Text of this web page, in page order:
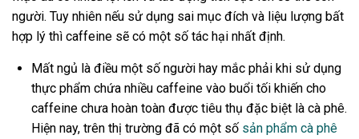
người. Tuy nhiên nếu sử dụng sai mục đích và liệu lượng bất
hợp lý thì caffeine sẽ có một số tác hại nhất định.
Mất ngủ là điều một số người hay mắc phải khi sử dụng
thực phẩm chứa nhiều caffeine vào buổi tối khiến cho
caffeine chưa hoàn toàn được tiêu thụ đặc biệt là cà phê.
Hiện nay, trên thị trường đã có một số sản phẩm cà phê